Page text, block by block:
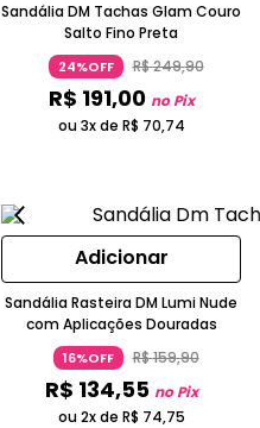
Sandália DM Tachas Glam Couro
Salto Fino Preta
24%OFF R$249,90
R$ 191,00 no Pix
ou 3x de R$ 70,74
Adicionar
Sandália Rasteira DM Lumi Nude
com Aplicações Douradas
16%OFF R$159,90
R$ 134,55 no Pix
ou 2x de R$ 74,75